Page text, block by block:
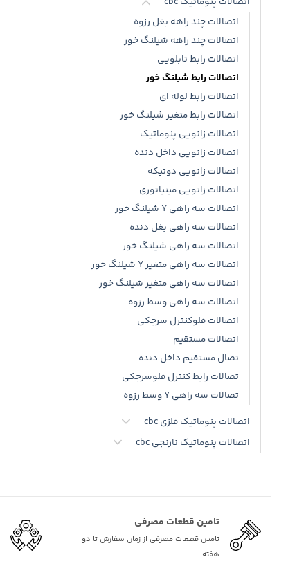
اتصالات چند راهه بغل رزوه
اتصالات چند راهه شیلنگ خور
اتصالات رابط تابلویی
اتصالات رابط شیلنگ خور
اتصالات رابط لوله ای
اتصالات رابط متغیر شیلنگ خور
اتصالات زانویی پنوماتیک
اتصالات زانویی داخل دنده
اتصالات زانویی دوتیکه
اتصالات زانویی مینیاتوری
اتصالات سه راهی Y شیلنگ خور
اتصالات سه راهی بغل دنده
اتصالات سه راهی شیلنگ خور
اتصالات سه راهی متغیر Y شیلنگ خور
اتصالات سه راهی متغیر شیلنگ خور
اتصالات سه راهی وسط رزوه
اتصالات فلوکنترل سرجکی
اتصالات مستقیم
تصال مستقیم داخل دنده
تصالات رابط کنترل فلوسرجکی
تصالات سه راهی Y وسط رزوه
اتصالات پنوماتیک فلزی cbc
اتصالات پنوماتیک نارنجی cbc
تامین قطعات مصرفی
تامین قطعات مصرفی از زمان سفارش تا دو
هفته